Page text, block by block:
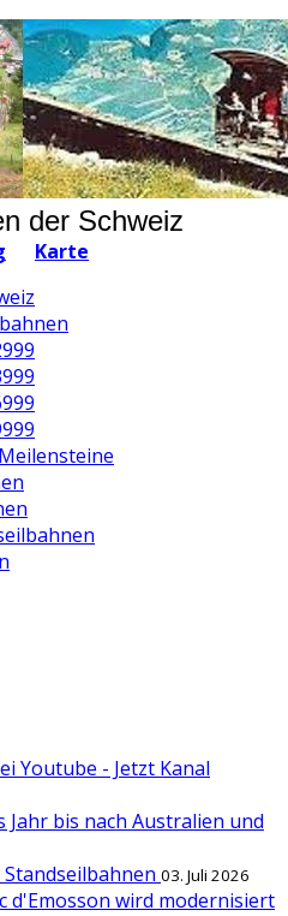
der Schweiz
Karte
Youtube - Jetzt Kanal
bis nach Australien und
03. Juli 2026
d'Emosson wird modernisiert